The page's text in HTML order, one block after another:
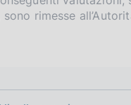
rimesse